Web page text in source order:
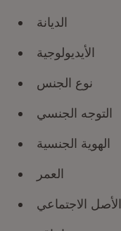
الديانة
الأيديولوجية
نوع الجنس
التوجه الجنسي
الهوية الجنسية
العمر
الأصل الاجتماعي